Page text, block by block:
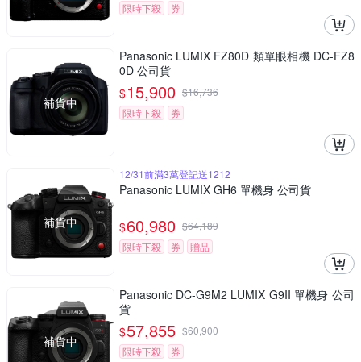
限時下殺
券
補貨中
Panasonic LUMIX FZ80D 類單眼相機 DC-FZ8
0D 公司貨
$15,900 $16,736
限時下殺
券
補貨中
12/31前滿3萬登記送1212
Panasonic LUMIX GH6 單機身 公司貨
$60,980 $64,189
限時下殺
券 贈品
補貨中
Panasonic DC-G9M2 LUMIX G9II 單機身 公司
貨
$57,855 $60,900
限時下殺
券